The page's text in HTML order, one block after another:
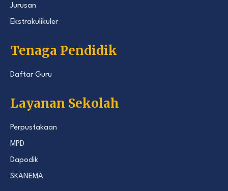
Jurusan
Ekstrakulikuler
Tenaga Pendidik
Daftar Guru
Layanan Sekolah
Perpustakaan
MPD
Dapodik
SKANEMA